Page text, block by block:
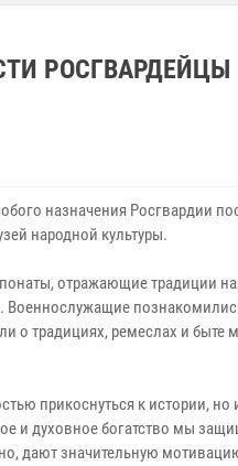
РОСГВАРДЕЙЦЫ
назначения Росгвардии
народной культуры.
отражающие традиции
Военнослужащие
о традициях, ремеслах и быте
прикоснуться к истории, но
и духовное богатство мы
дают значительную